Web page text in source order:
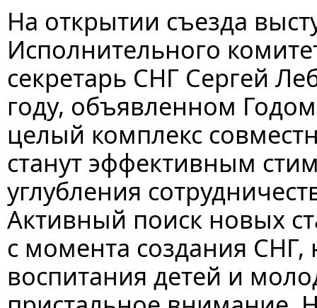
На открытии съезда
Исполнительного
секретарь СНГ Сергей
году, объявленном
целый комплекс
станут эффективным
углубления
Активный поиск новых
с момента создания
воспитания детей и